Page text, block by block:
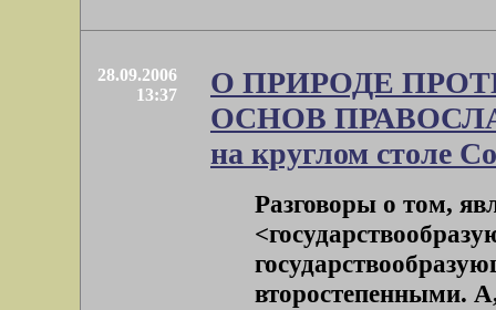
28.09.2006
13:37
О ПРИРОДЕ
ОСНОВ
на круглом столе
Разговоры о том,
второстепенными.